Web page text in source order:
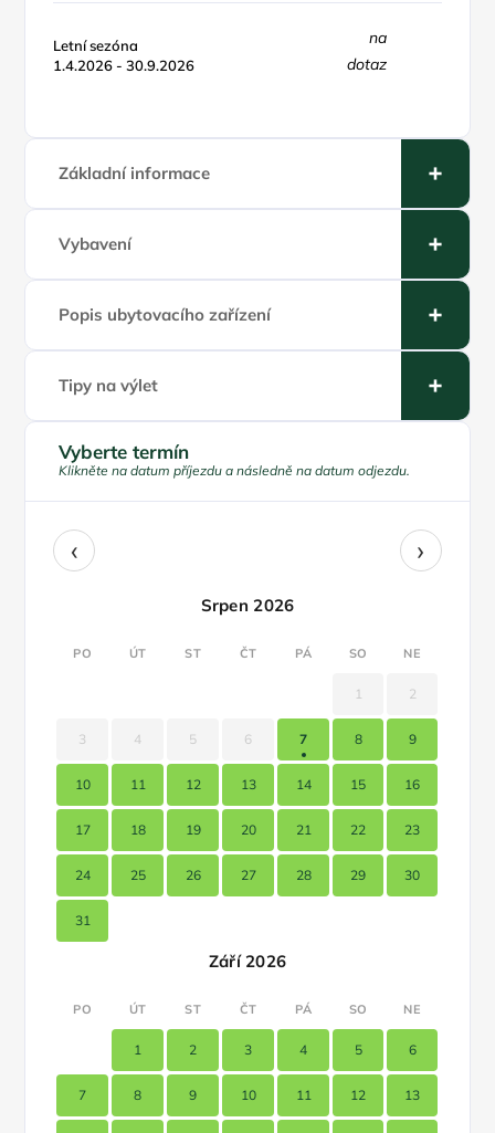
Letní sezóna
1.4.2026 - 30.9.2026
na
dotaz
Základní informace
Vybavení
Popis ubytovacího zařízení
Tipy na výlet
Vyberte termín
Klikněte na datum příjezdu a následně na datum odjezdu.
‹ ›
Srpen 2026
PO ÚT ST ČT PÁ SO NE
1 2
3 4 5 6 7 8 9
10 11 12 13 14 15 16
17 18 19 20 21 22 23
24 25 26 27 28 29 30
31
Září 2026
PO ÚT ST ČT PÁ SO NE
1 2 3 4 5 6
7 8 9 10 11 12 13